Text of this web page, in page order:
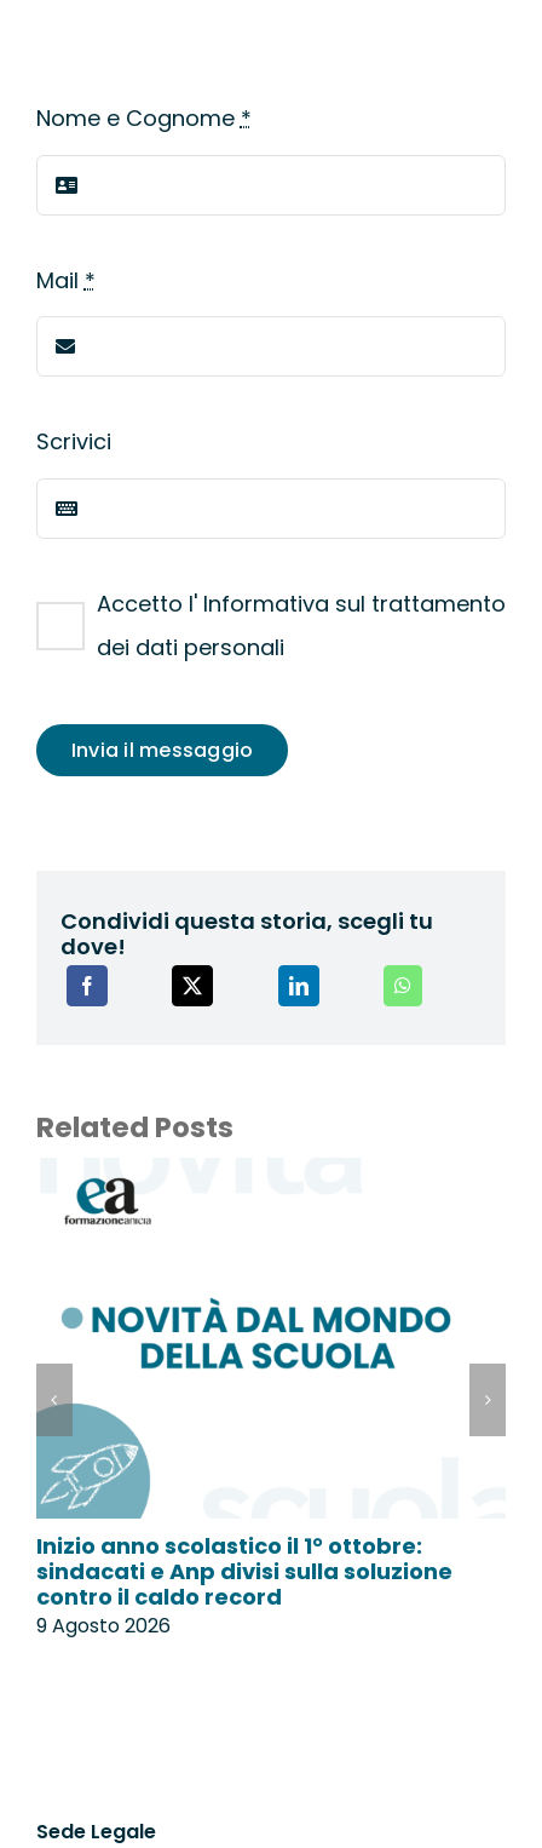
Nome e Cognome *
Mail *
Scrivici
Accetto l' Informativa sul trattamento
dei dati personali
Invia il messaggio
Condividi questa storia, scegli tu
dove!
Related Posts
Inizio anno scolastico il 1° ottobre:
sindacati e Anp divisi sulla soluzione
contro il caldo record
9 Agosto 2026
Sede Legale